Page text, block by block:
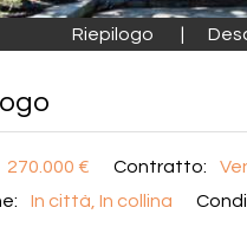
Riepilogo
270.000 € Contratto:
In città, In collina